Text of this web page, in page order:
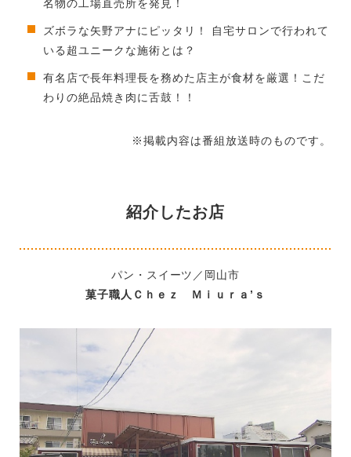
名物の工場直売所を発見！
ズボラな矢野アナにピッタリ！ 自宅サロンで行われて
いる超ユニークな施術とは？
有名店で長年料理長を務めた店主が食材を厳選！こだ
わりの絶品焼き肉に舌鼓！！
※掲載内容は番組放送時のものです。
紹介したお店
パン・スイーツ／岡山市
菓子職人Ｃｈｅｚ Ｍｉｕｒａ’ｓ